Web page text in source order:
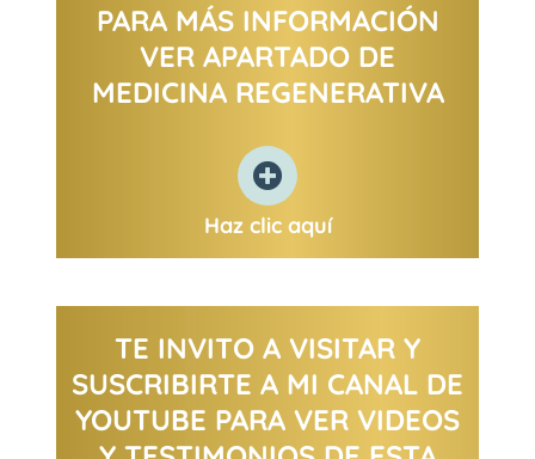
PARA MÁS INFORMACIÓN
VER APARTADO DE
MEDICINA REGENERATIVA
Haz clic aquí
TE INVITO A VISITAR Y
SUSCRIBIRTE A MI CANAL DE
YOUTUBE PARA VER VIDEOS